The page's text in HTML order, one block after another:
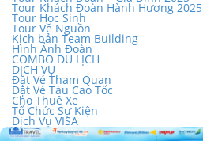
Tour Khách Đoàn Hành Hương 2025
Tour Học Sinh
Tour Về Nguồn
Kịch bản Team Building
Hình Ảnh Đoàn
COMBO DU LỊCH
DỊCH VỤ
Đặt Vé Tham Quan
Đặt Vé Tàu Cao Tốc
Cho Thuê Xe
Tổ Chức Sự Kiện
Dịch Vụ VISA